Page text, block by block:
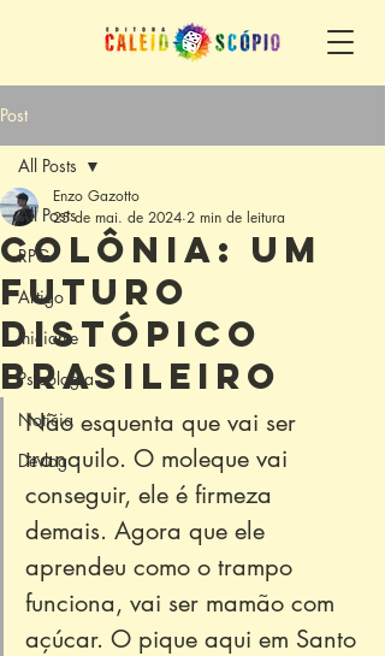
Post
All Posts
RPG
Artigo
Iniciante
Psicologia
Notícia
Devlog
All Posts
Colônia: um
futuro
distópico
brasileiro
Enzo Gazotto
25 de mai. de 2024 2 min de leitura
Não esquenta que vai ser
tranquilo. O moleque vai
conseguir, ele é firmeza
demais. Agora que ele
aprendeu como o trampo
funciona, vai ser mamão com
açúcar. O pique aqui em Santo